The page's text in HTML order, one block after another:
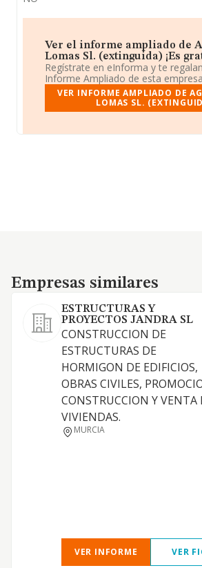
Ver el informe ampliado de
Lomas Sl. (extinguida) ¡Es
Regístrate en eInforma y te
Informe Ampliado de esta
VER INFORME AMPLIADO DE
LOMAS SL.
Empresas similares
Empresas similares
ESTRUCTURAS Y
PROYECTOS JANDRA SL
CONSTRUCCION DE
ESTRUCTURAS DE
HORMIGON DE EDIFICIOS,
OBRAS CIVILES,
CONSTRUCCION Y VENTA
VIVIENDAS.
MURCIA
VER INFORME VER